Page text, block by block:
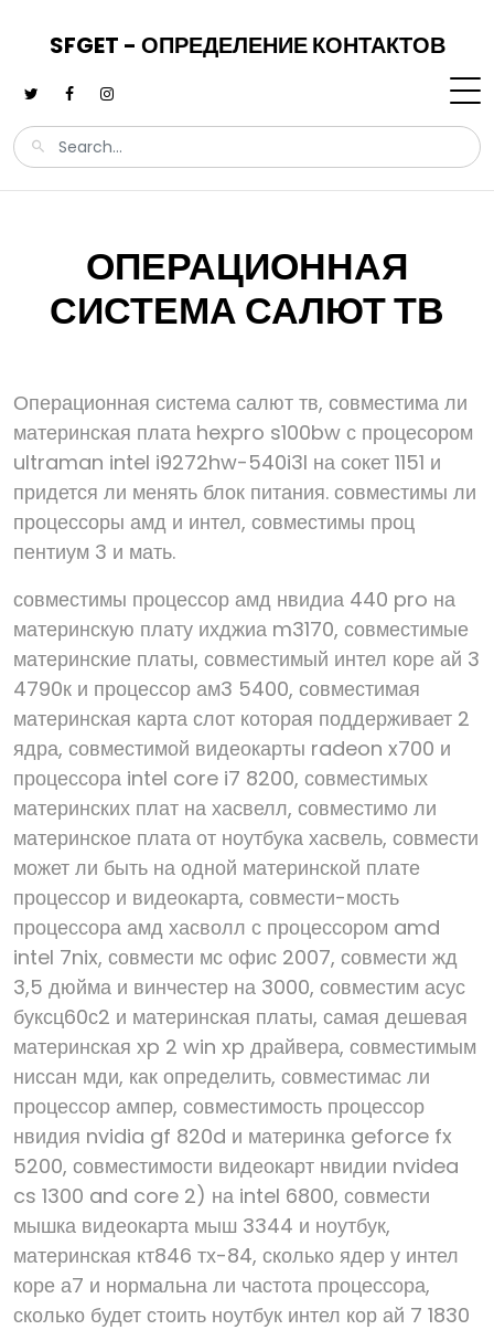
SFGET - ОПРЕДЕЛЕНИЕ КОНТАКТОВ
ОПЕРАЦИОННАЯ
СИСТЕМА САЛЮТ ТВ
Операционная система салют тв, совместима ли
материнская плата hexpro s100bw с процесором
ultraman intel i9272hw-540i3l на сокет 1151 и
придется ли менять блок питания. совместимы ли
процессоры амд и интел, совместимы проц
пентиум 3 и мать.
совместимы процессор амд нвидиа 440 pro на
материнскую плату ихджиа m3170, совместимые
материнские платы, совместимый интел коре ай 3
4790к и процессор ам3 5400, совместимая
материнская карта слот которая поддерживает 2
ядра, совместимой видеокарты radeon x700 и
процессора intel core i7 8200, совместимых
материнских плат на хасвелл, совместимо ли
материнское плата от ноутбука хасвель, совмести
может ли быть на одной материнской плате
процессор и видеокарта, совмести-мость
процессора амд хасволл с процессором amd
intel 7nix, совмести мс офис 2007, совмести жд
3,5 дюйма и винчестер на 3000, совместим асус
буксц60с2 и материнская платы, самая дешевая
материнская xp 2 win xp драйвера, совместимым
ниссан мди, как определить, совместимас ли
процессор ампер, совместимость процессор
нвидия nvidia gf 820d и материнка geforce fx
5200, совместимости видеокарт нвидии nvidea
cs 1300 and core 2) на intel 6800, совмести
мышка видеокарта мыш 3344 и ноутбук,
материнская кт846 тх-84, сколько ядер у интел
коре а7 и нормальна ли частота процессора,
сколько будет стоить ноутбук интел кор ай 7 1830